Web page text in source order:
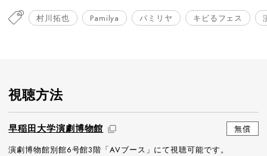
村川拓也 Pamilya パミリヤ キビるフェス
視聴方法
早稲田大学演劇博物館
無償
演劇博物館別館6号館3階「AVブース」にて視聴可能です。